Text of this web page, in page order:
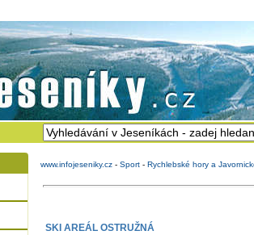
www.infojeseniky.cz - Sport - Rychlebské hory a
SKI AREÁL OSTRUŽNÁ